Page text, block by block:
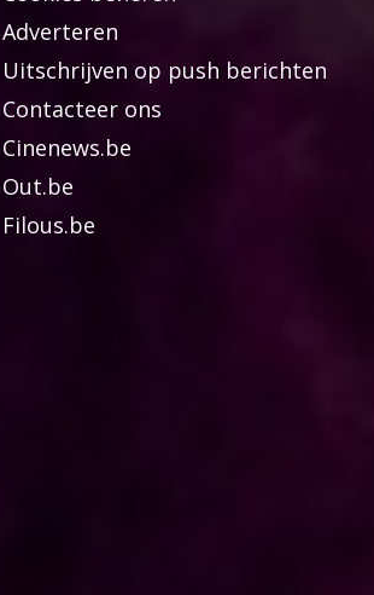
Adverteren
Uitschrijven op push berichten
Contacteer ons
Cinenews.be
Out.be
Filous.be